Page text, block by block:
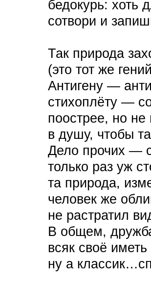
бедокурь: хоть
сотвори и
Так природа
(это тот же
Антигену —
стихоплёту —
поострее, но
в душу, чтобы
Дело прочих —
только раз уж
та природа,
человек же
не растратил
В общем,
всяк своё иметь
ну а